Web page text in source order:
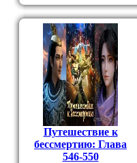
Путешествие к
бессмертию: Глава
546-550